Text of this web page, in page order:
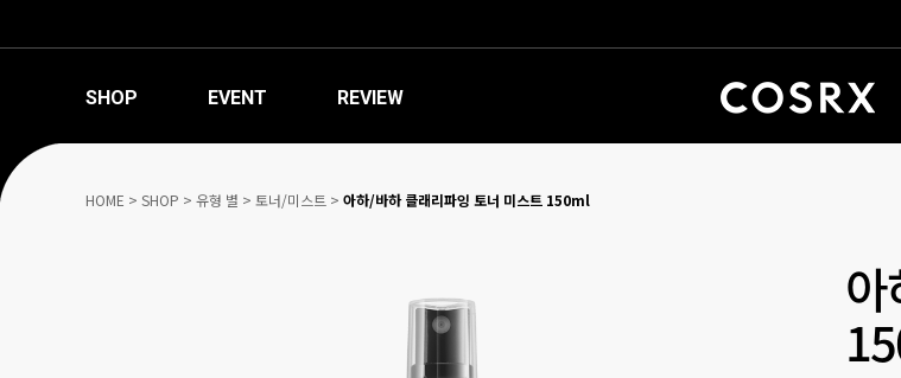
SHOP EVENT REVIEW
HOME > SHOP > 유형 별 > 토너/미스트 > 아하/바하 클래리파잉 토너 미스트 150ml